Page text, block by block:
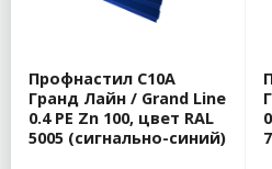
Профнастил С10А
Гранд Лайн / Grand Line
0.4 PE Zn 100, цвет RAL
5005 (сигнально-синий)